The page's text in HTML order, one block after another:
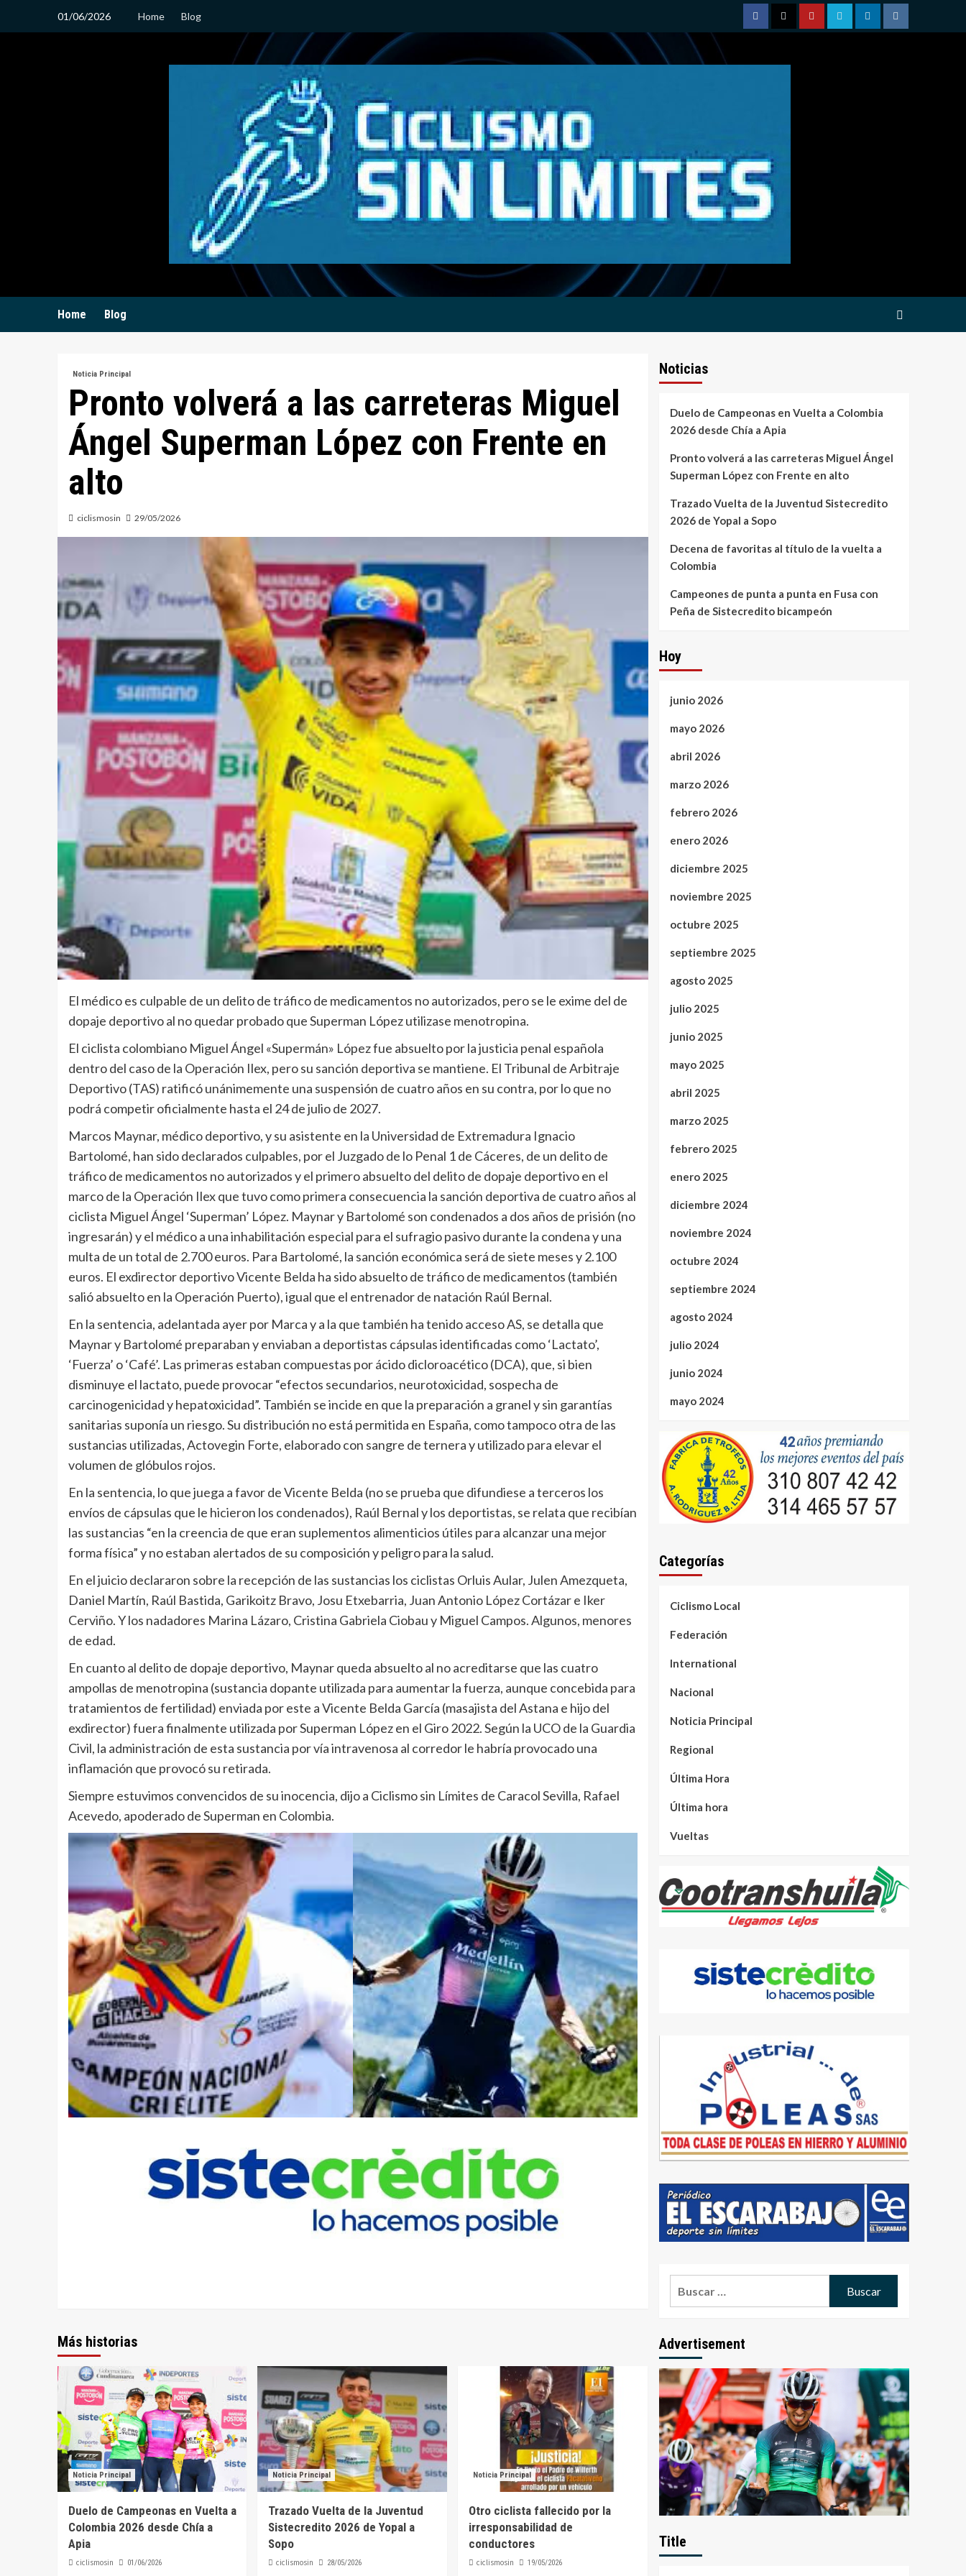
01/06/2026 Home Blog
Home Blog
Noticia Principal
Pronto volverá a las carreteras Miguel
Ángel Superman López con Frente en
alto
ciclismosin 29/05/2026
El médico es culpable de un delito de tráfico de medicamentos no autorizados, pero se le exime del de
dopaje deportivo al no quedar probado que Superman López utilizase menotropina.
El ciclista colombiano Miguel Ángel «Supermán» López fue absuelto por la justicia penal española
dentro del caso de la Operación Ilex, pero su sanción deportiva se mantiene. El Tribunal de Arbitraje
Deportivo (TAS) ratificó unánimemente una suspensión de cuatro años en su contra, por lo que no
podrá competir oficialmente hasta el 24 de julio de 2027.
Marcos Maynar, médico deportivo, y su asistente en la Universidad de Extremadura Ignacio
Bartolomé, han sido declarados culpables, por el Juzgado de lo Penal 1 de Cáceres, de un delito de
tráfico de medicamentos no autorizados y el primero absuelto del delito de dopaje deportivo en el
marco de la Operación Ilex que tuvo como primera consecuencia la sanción deportiva de cuatro años al
ciclista Miguel Ángel ‘Superman’ López. Maynar y Bartolomé son condenados a dos años de prisión (no
ingresarán) y el médico a una inhabilitación especial para el sufragio pasivo durante la condena y una
multa de un total de 2.700 euros. Para Bartolomé, la sanción económica será de siete meses y 2.100
euros. El exdirector deportivo Vicente Belda ha sido absuelto de tráfico de medicamentos (también
salió absuelto en la Operación Puerto), igual que el entrenador de natación Raúl Bernal.
En la sentencia, adelantada ayer por Marca y a la que también ha tenido acceso AS, se detalla que
Maynar y Bartolomé preparaban y enviaban a deportistas cápsulas identificadas como ‘Lactato’,
‘Fuerza’ o ‘Café’. Las primeras estaban compuestas por ácido dicloroacético (DCA), que, si bien
disminuye el lactato, puede provocar “efectos secundarios, neurotoxicidad, sospecha de
carcinogenicidad y hepatoxicidad”. También se incide en que la preparación a granel y sin garantías
sanitarias suponía un riesgo. Su distribución no está permitida en España, como tampoco otra de las
sustancias utilizadas, Actovegin Forte, elaborado con sangre de ternera y utilizado para elevar el
volumen de glóbulos rojos.
En la sentencia, lo que juega a favor de Vicente Belda (no se prueba que difundiese a terceros los
envíos de cápsulas que le hicieron los condenados), Raúl Bernal y los deportistas, se relata que recibían
las sustancias “en la creencia de que eran suplementos alimenticios útiles para alcanzar una mejor
forma física” y no estaban alertados de su composición y peligro para la salud.
En el juicio declararon sobre la recepción de las sustancias los ciclistas Orluis Aular, Julen Amezqueta,
Daniel Martín, Raúl Bastida, Garikoitz Bravo, Josu Etxebarria, Juan Antonio López Cortázar e Iker
Cerviño. Y los nadadores Marina Lázaro, Cristina Gabriela Ciobau y Miguel Campos. Algunos, menores
de edad.
En cuanto al delito de dopaje deportivo, Maynar queda absuelto al no acreditarse que las cuatro
ampollas de menotropina (sustancia dopante utilizada para aumentar la fuerza, aunque concebida para
tratamientos de fertilidad) enviada por este a Vicente Belda García (masajista del Astana e hijo del
exdirector) fuera finalmente utilizada por Superman López en el Giro 2022. Según la UCO de la Guardia
Civil, la administración de esta sustancia por vía intravenosa al corredor le habría provocado una
inflamación que provocó su retirada.
Siempre estuvimos convencidos de su inocencia, dijo a Ciclismo sin Límites de Caracol Sevilla, Rafael
Acevedo, apoderado de Superman en Colombia.
Más historias
Noticia Principal
Duelo de Campeonas en Vuelta a
Colombia 2026 desde Chía a
Apia
ciclismosin 01/06/2026
Noticia Principal
Trazado Vuelta de la Juventud
Sistecredito 2026 de Yopal a
Sopo
ciclismosin 28/05/2026
Noticia Principal
Otro ciclista fallecido por la
irresponsabilidad de
conductores
ciclismosin 19/05/2026
Noticias
Duelo de Campeonas en Vuelta a Colombia
2026 desde Chía a Apia
Pronto volverá a las carreteras Miguel Ángel
Superman López con Frente en alto
Trazado Vuelta de la Juventud Sistecredito
2026 de Yopal a Sopo
Decena de favoritas al título de la vuelta a
Colombia
Campeones de punta a punta en Fusa con
Peña de Sistecredito bicampeón
Hoy
junio 2026
mayo 2026
abril 2026
marzo 2026
febrero 2026
enero 2026
diciembre 2025
noviembre 2025
octubre 2025
septiembre 2025
agosto 2025
julio 2025
junio 2025
mayo 2025
abril 2025
marzo 2025
febrero 2025
enero 2025
diciembre 2024
noviembre 2024
octubre 2024
septiembre 2024
agosto 2024
julio 2024
junio 2024
mayo 2024
Categorías
Ciclismo Local
Federación
International
Nacional
Noticia Principal
Regional
Última Hora
Última hora
Vueltas
Advertisement
Title